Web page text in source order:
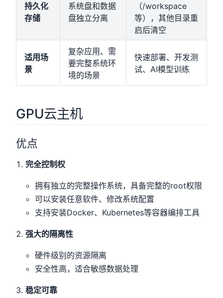
持久化
存储
系统盘和数据
盘独立分离
（/workspace
等），其他目录重
启后清空
适用场
景
复杂应用、需
要完整系统环
境的场景
快速部署、开发测
试、AI模型训练
GPU云主机
优点
完全控制权
拥有独立的完整操作系统，具备完整的root权限
可以安装任意软件、修改系统配置
支持安装Docker、Kubernetes等容器编排工具
强大的隔离性
硬件级别的资源隔离
安全性高，适合敏感数据处理
稳定可靠